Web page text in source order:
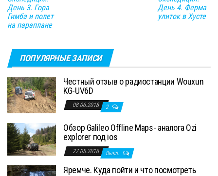
День 3. Гора
Гимба и полет
на параплане
День 4. Ферма
улиток в Хусте
ПОПУЛЯРНЫЕ ЗАПИСИ
Честный отзыв о радиостанции Wouxun
KG-UV6D
08.06.2018 2
Обзор Galileo Offline Maps- аналога Ozi
explorer под ios
27.05.2016 Выкл.
Яремче. Куда пойти и что посмотреть